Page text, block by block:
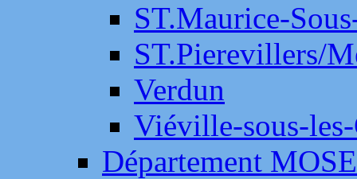
ST.Maurice-
ST.Pierevillers/
Verdun
Viéville-sous-
Département